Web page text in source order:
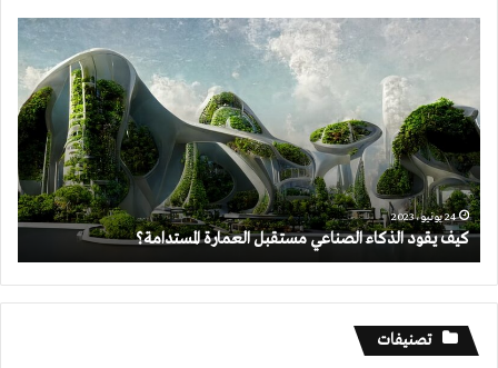
الصناعي
مستقبل
المستدامة؟
24 يونيو، 2023
كيف يقود الذكاء الصناعي مستقبل العمارة المستدامة؟
تصنيفات